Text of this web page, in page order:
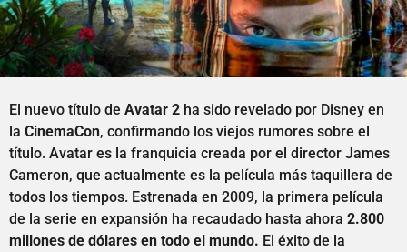
El nuevo título de Avatar 2 ha sido revelado por Disney en
la CinemaCon, confirmando los viejos rumores sobre el
título. Avatar es la franquicia creada por el director James
Cameron, que actualmente es la película más taquillera de
todos los tiempos. Estrenada en 2009, la primera película
de la serie en expansión ha recaudado hasta ahora 2.800
millones de dólares en todo el mundo. El éxito de la